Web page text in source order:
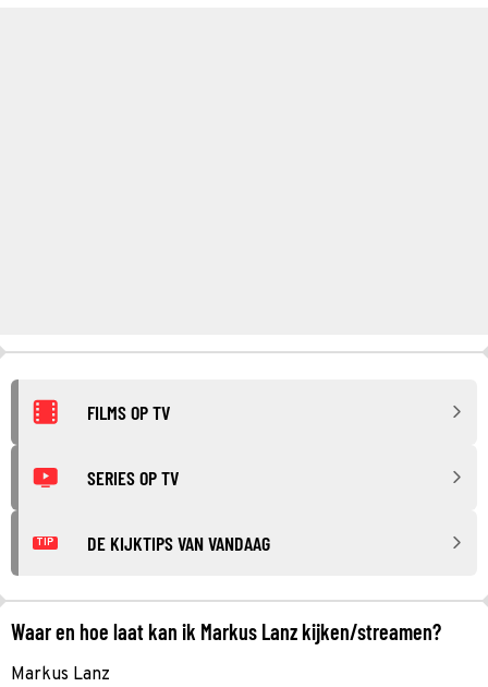
FILMS OP TV
SERIES OP TV
TIP DE KIJKTIPS VAN VANDAAG
Waar en hoe laat kan ik Markus Lanz kijken/streamen?
Markus Lanz